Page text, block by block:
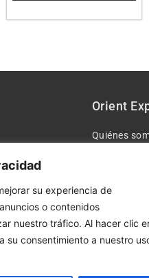
su experiencia de
o contenidos
nuestro tráfico. Al hacer clic
su consentimiento a nuestro
Orient
Quiénes
Política de
Política de